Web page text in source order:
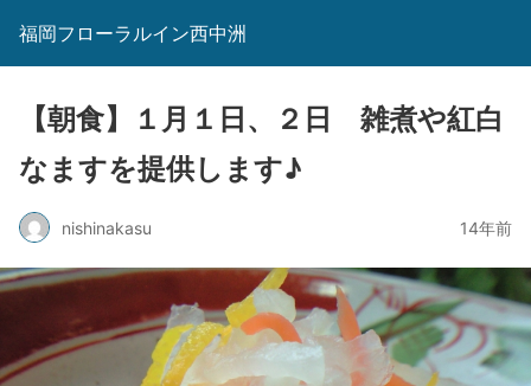
福岡フローラルイン西中洲
【朝食】１月１日、２日 雑煮や紅白
なますを提供します♪
nishinakasu 14年前